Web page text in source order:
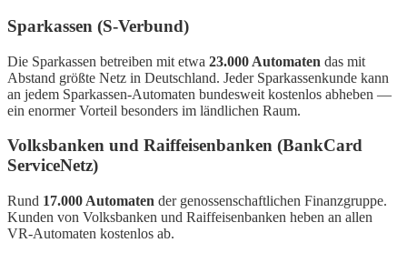
Sparkassen (S-Verbund)
Die Sparkassen betreiben mit etwa 23.000 Automaten das mit
Abstand größte Netz in Deutschland. Jeder Sparkassenkunde kann
an jedem Sparkassen-Automaten bundesweit kostenlos abheben —
ein enormer Vorteil besonders im ländlichen Raum.
Volksbanken und Raiffeisenbanken (BankCard
ServiceNetz)
Rund 17.000 Automaten der genossenschaftlichen Finanzgruppe.
Kunden von Volksbanken und Raiffeisenbanken heben an allen
VR-Automaten kostenlos ab.